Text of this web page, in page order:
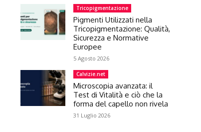
Tricopigmentazione
Pigmenti Utilizzati nella
Tricopigmentazione: Qualità,
Sicurezza e Normative
Europee
5 Agosto 2026
Calvizie.net
Microscopia avanzata: il
Test di Vitalità e ciò che la
forma del capello non rivela
31 Luglio 2026